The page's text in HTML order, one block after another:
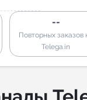
--
Повторных заказов
Telega.in